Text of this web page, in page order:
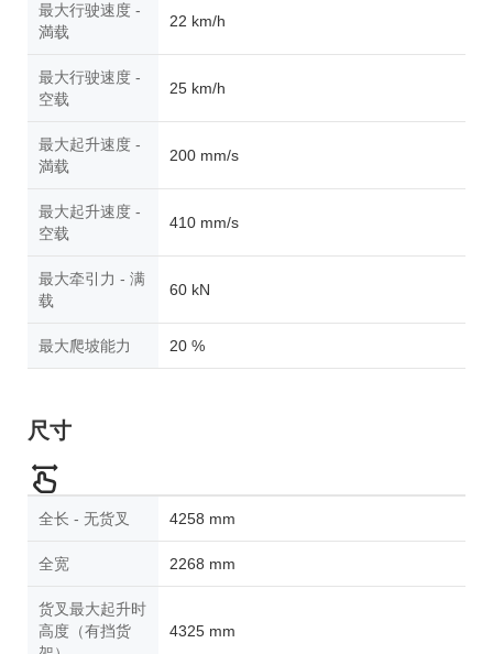
最大行驶速度 -
満载
22 km/h
最大行驶速度 -
空载
25 km/h
最大起升速度 -
満载
200 mm/s
最大起升速度 -
空载
410 mm/s
最大牵引力 - 满
载
60 kN
最大爬坡能力 20 %
尺寸
全长 - 无货叉 4258 mm
全宽 2268 mm
货叉最大起升时
高度（有挡货
4325 mm